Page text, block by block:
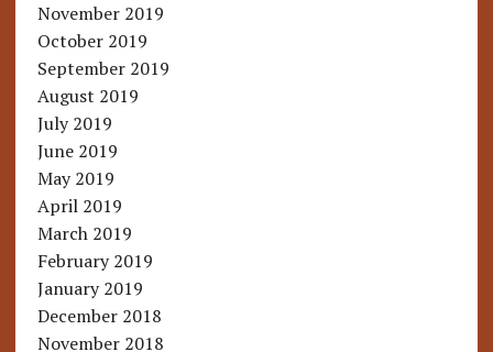
November 2019
October 2019
September 2019
August 2019
July 2019
June 2019
May 2019
April 2019
March 2019
February 2019
January 2019
December 2018
November 2018